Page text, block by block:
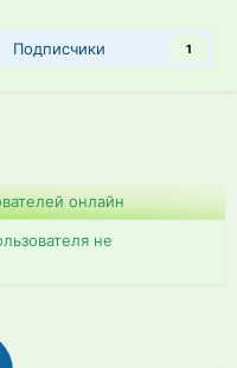
Подписчики 1
онлайн
не